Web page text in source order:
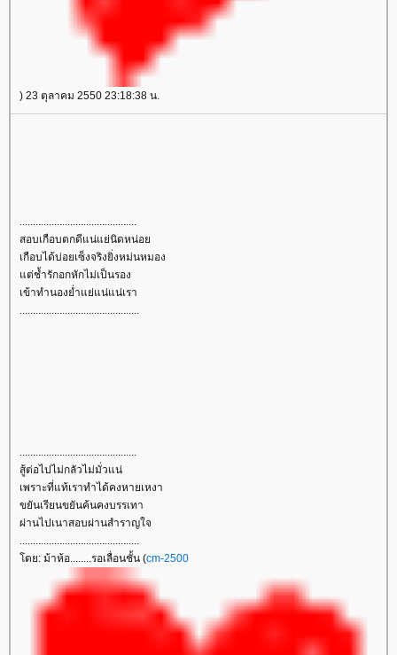
) 23 ตุลาคม 2550 23:18:38 น.
............................................
สอบเกือบตกดีแน่แย่นิดหน่อ
เกือบได้บ่อยเซ็งจริงยิ่งหม่นหมอง
ต่ช้ำรักอกหักไม่เป็นรอง
เข้าทำนองย่ำแย่แน่แน่เรา
.............................................
............................................
สู้ต่อไปไม่กลัวไม่มั่วแน่
เพราะที่แท้เราทำได้คงหายเหงา
ขยันเรียนขยันค้นคงบรรเทา
ผ่านไปเนาสอบผ่านสำราญใจ
.............................................
ดย: ม้าห้อ........รอเลื่อนชั้น (cm-2500